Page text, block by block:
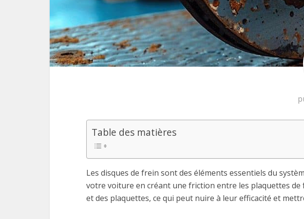
Table des matières
Les disques de frein sont des éléments essentiels du
votre voiture en créant une friction entre les plaquettes de
et des plaquettes, ce qui peut nuire à leur efficacité et